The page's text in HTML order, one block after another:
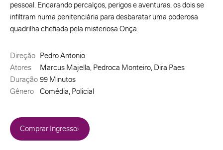
pessoal. Encarando percalços, perigos e aventuras, os dois se
infiltram numa penitenciária para desbaratar uma poderosa
quadrilha chefiada pela misteriosa Onça.
Direção Pedro Antonio
Atores
Marcus Majella, Pedroca Monteiro, Dira Paes
Duração 99 Minutos
Gênero
Comédia, Policial
Comprar Ingresso